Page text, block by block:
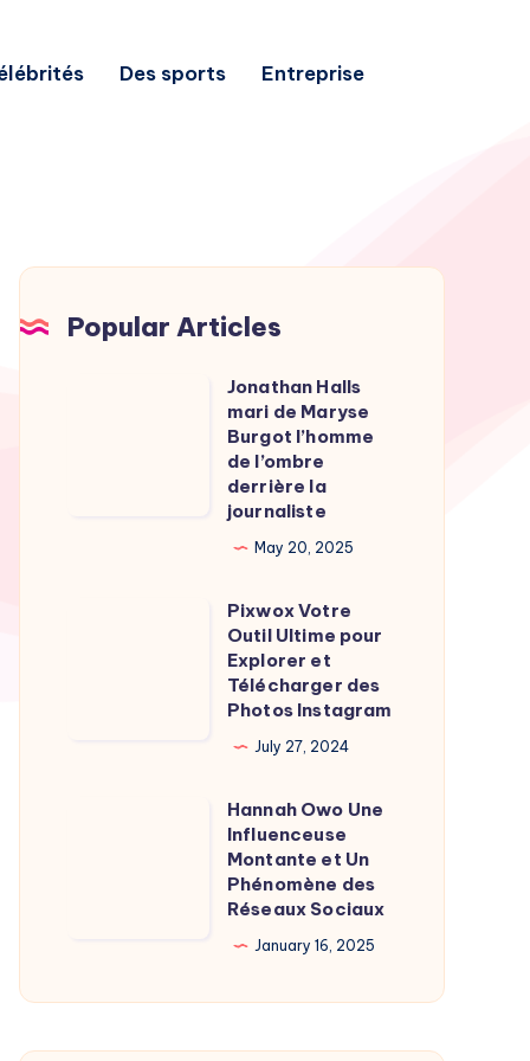
Des sports
Entreprise
Popular Articles
Jonathan Halls
mari de Maryse
Burgot l’homme
de l’ombre
derrière la
journaliste
May 20, 2025
Pixwox Votre
Outil Ultime pour
Explorer et
Télécharger des
Photos Instagram
July 27, 2024
Phénomène
Hannah Owo Une
Influenceuse
Montante et Un
Phénomène des
Réseaux Sociaux
January 16, 2025